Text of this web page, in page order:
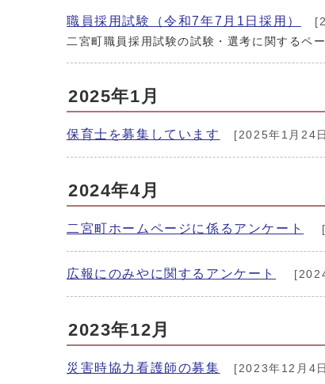
職員採用試験（令和7年7月1日採用）
二宮町職員採用試験の試験・選考に関するペ
2025年1月
保育士を募集しています [2025年1月24
2024年4月
二宮町ホームページに係るアンケート
広報にのみやに関するアンケート
2023年12月
災害時協力看護師の募集 [2023年12月4